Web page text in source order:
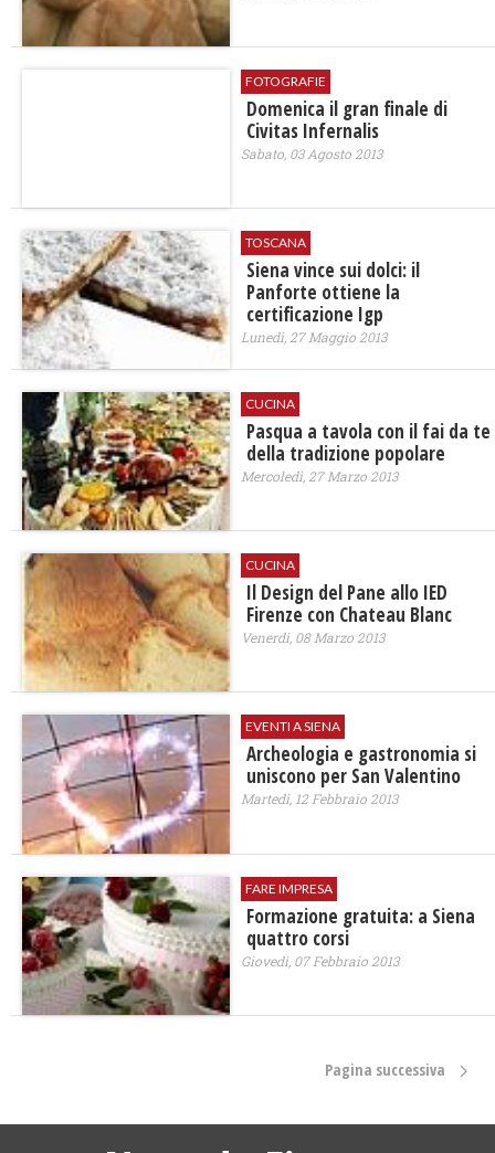
FOTOGRAFIE
Domenica il gran finale di
Civitas Infernalis
Sabato, 03 Agosto 2013
TOSCANA
Siena vince sui dolci: il
Panforte ottiene la
certificazione Igp
Lunedì, 27 Maggio 2013
CUCINA
Pasqua a tavola con il fai da te
della tradizione popolare
Mercoledì, 27 Marzo 2013
CUCINA
Il Design del Pane allo IED
Firenze con Chateau Blanc
Venerdì, 08 Marzo 2013
EVENTI A SIENA
Archeologia e gastronomia si
uniscono per San Valentino
Martedì, 12 Febbraio 2013
FARE IMPRESA
Formazione gratuita: a Siena
quattro corsi
Giovedì, 07 Febbraio 2013
Pagina successiva